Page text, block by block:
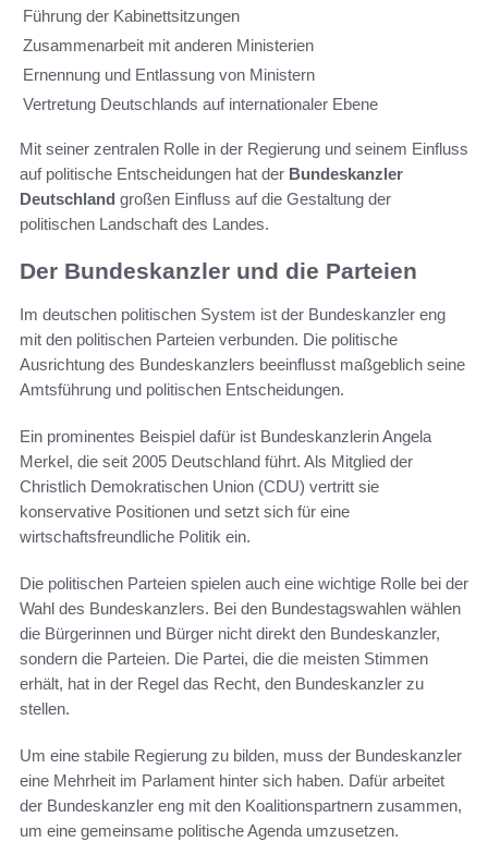
Führung der Kabinettsitzungen
Zusammenarbeit mit anderen Ministerien
Ernennung und Entlassung von Ministern
Vertretung Deutschlands auf internationaler Ebene
Mit seiner zentralen Rolle in der Regierung und seinem Einfluss
auf politische Entscheidungen hat der Bundeskanzler
Deutschland großen Einfluss auf die Gestaltung der
politischen Landschaft des Landes.
Der Bundeskanzler und die Parteien
Im deutschen politischen System ist der Bundeskanzler eng
mit den politischen Parteien verbunden. Die politische
Ausrichtung des Bundeskanzlers beeinflusst maßgeblich seine
Amtsführung und politischen Entscheidungen.
Ein prominentes Beispiel dafür ist Bundeskanzlerin Angela
Merkel, die seit 2005 Deutschland führt. Als Mitglied der
Christlich Demokratischen Union (CDU) vertritt sie
konservative Positionen und setzt sich für eine
wirtschaftsfreundliche Politik ein.
Die politischen Parteien spielen auch eine wichtige Rolle bei der
Wahl des Bundeskanzlers. Bei den Bundestagswahlen wählen
die Bürgerinnen und Bürger nicht direkt den Bundeskanzler,
sondern die Parteien. Die Partei, die die meisten Stimmen
erhält, hat in der Regel das Recht, den Bundeskanzler zu
stellen.
Um eine stabile Regierung zu bilden, muss der Bundeskanzler
eine Mehrheit im Parlament hinter sich haben. Dafür arbeitet
der Bundeskanzler eng mit den Koalitionspartnern zusammen,
um eine gemeinsame politische Agenda umzusetzen.